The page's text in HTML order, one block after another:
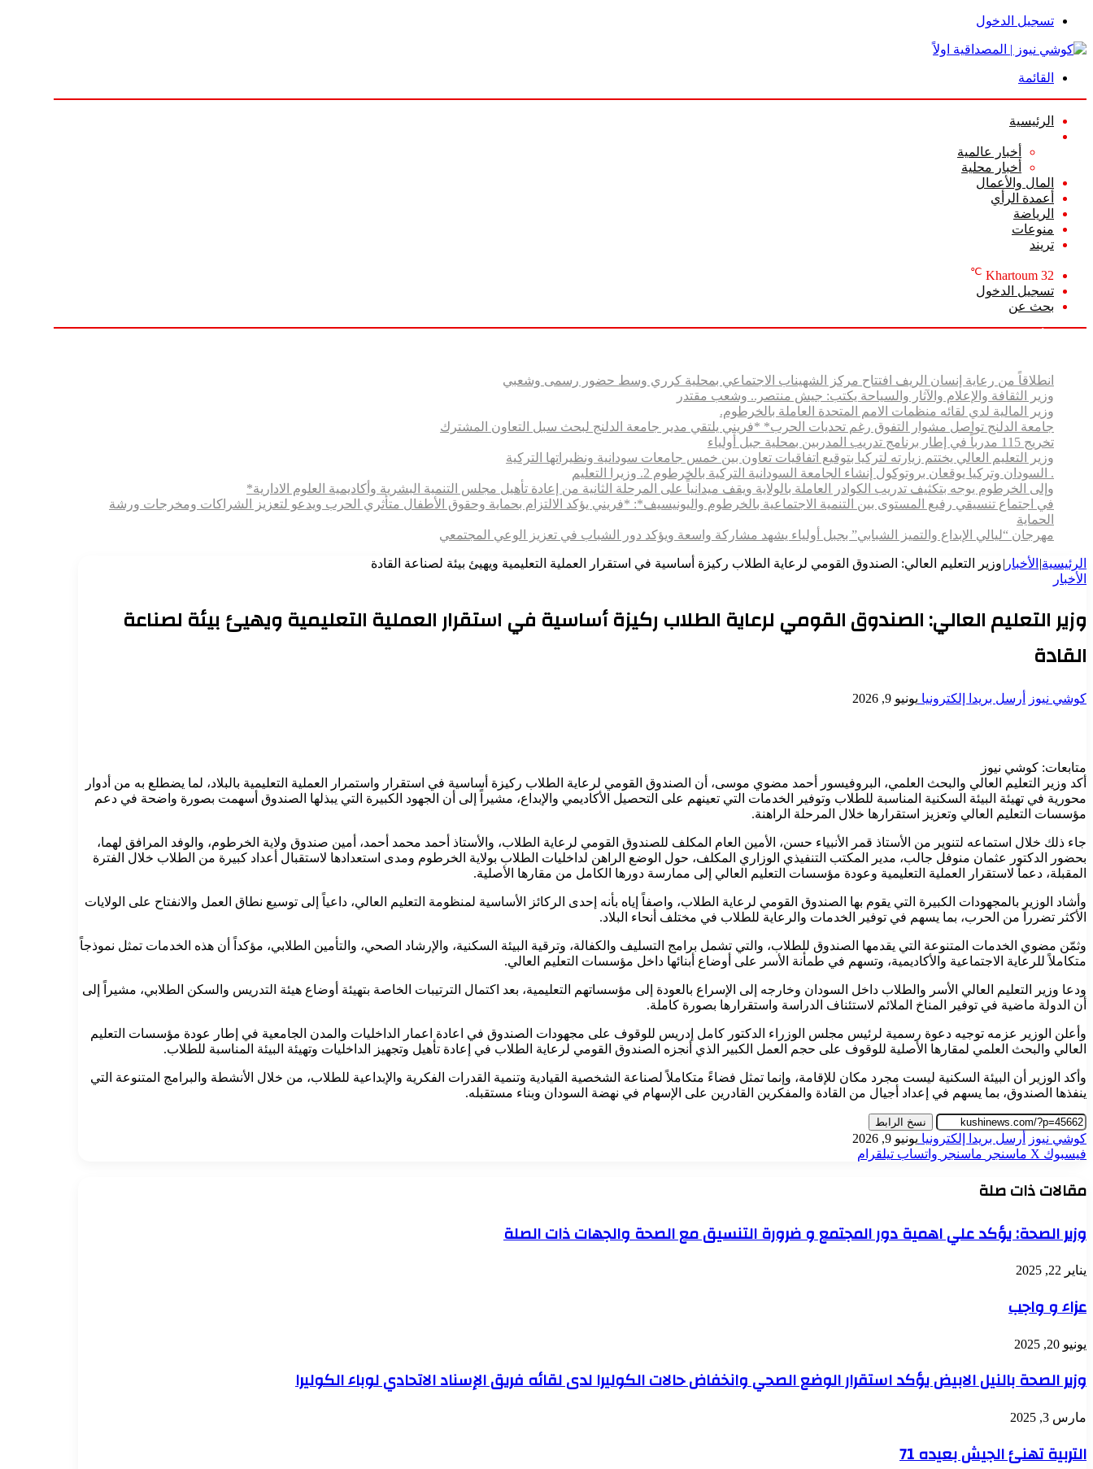
تسجيل الدخول
القائمة
الرئيسية
أخبار عالمية
أخبار محلية
المال والأعمال
أعمدة الرأي
الرياضة
منوعات
تريند
Khartoum 32
℃
تسجيل الدخول
بحث عن
انطلاقاً من رعاية إنسان الريف افتتاح مركز الشهيناب الاجتماعي بمحلية كرري وسط حضور رسمى وشعبي
وزير الثقافة والإعلام والآثار والسياحة يكتب: جيش منتصر.. وشعب مقتدر
وزير المالية لدي لقائه منظمات الامم المتحدة العاملة بالخرطوم.
جامعة الدلنج تواصل مشوار التفوق رغم تحديات الحرب* *فريني يلتقي مدير جامعة الدلنج لبحث سبل التعاون المشترك
تخريج 115 مدرباً في إطار برنامج تدريب المدربين بمحلية جبل أولياء
وزير التعليم العالي يختتم زيارته لتركيا بتوقيع اتفاقيات تعاون بين خمس جامعات سودانية ونظيراتها التركية
. السودان وتركيا يوقعان بروتوكول إنشاء الجامعة السودانية التركية بالخرطوم 2. وزيرا التعليم
وإلى الخرطوم يوجه بتكثيف تدريب الكوادر العاملة بالولاية ويقف ميدانياً على المرحلة الثانية من إعادة تأهيل مجلس التنمية البشرية وأكاديمية العلوم الادارية*
في اجتماع تنسيقي رفيع المستوى بين التنمية الاجتماعية بالخرطوم واليونيسيف*: *​فريني يؤكد الالتزام بحماية وحقوق الأطفال متأثري الحرب ويدعو لتعزيز الشراكات ومخرجات ورشة
الحماية
مهرجان “ليالي الإبداع والتميز الشبابي” بجبل أولياء يشهد مشاركة واسعة ويؤكد دور الشباب في تعزيز الوعي المجتمعي
الرئيسية| الأخبار |وزير التعليم العالي: الصندوق القومي لرعاية الطلاب ركيزة أساسية في استقرار العملية التعليمية ويهيئ بيئة لصناعة القادة
الأخبار
وزير التعليم العالي: الصندوق القومي لرعاية الطلاب ركيزة أساسية في استقرار العملية التعليمية ويهيئ بيئة لصناعة
القادة
كوشي نيوز أرسل بريدا إلكترونيا يونيو 9, 2026
متابعات: كوشي نيوز
أكد وزير التعليم العالي والبحث العلمي، البروفيسور أحمد مضوي موسى، أن الصندوق القومي لرعاية الطلاب ركيزة أساسية في استقرار واستمرار العملية التعليمية بالبلاد، لما يضطلع به من أدوار
محورية في تهيئة البيئة السكنية المناسبة للطلاب وتوفير الخدمات التي تعينهم على التحصيل الأكاديمي والإبداع، مشيراً إلى أن الجهود الكبيرة التي يبذلها الصندوق أسهمت بصورة واضحة في دعم
مؤسسات التعليم العالي وتعزيز استقرارها خلال المرحلة الراهنة.
جاء ذلك خلال استماعه لتنوير من الأستاذ قمر الأنبياء حسن، الأمين العام المكلف للصندوق القومي لرعاية الطلاب، والأستاذ أحمد محمد أحمد، أمين صندوق ولاية الخرطوم، والوفد المرافق لهما،
بحضور الدكتور عثمان منوفل جالب، مدير المكتب التنفيذي الوزاري المكلف، حول الوضع الراهن لداخليات الطلاب بولاية الخرطوم ومدى استعدادها لاستقبال أعداد كبيرة من الطلاب خلال الفترة
المقبلة، دعماً لاستقرار العملية التعليمية وعودة مؤسسات التعليم العالي إلى ممارسة دورها الكامل من مقارها الأصلية.
وأشاد الوزير بالمجهودات الكبيرة التي يقوم بها الصندوق القومي لرعاية الطلاب، واصفاً إياه بأنه إحدى الركائز الأساسية لمنظومة التعليم العالي، داعياً إلى توسيع نطاق العمل والانفتاح على الولايات
الأكثر تضرراً من الحرب، بما يسهم في توفير الخدمات والرعاية للطلاب في مختلف أنحاء البلاد.
وثمّن مضوي الخدمات المتنوعة التي يقدمها الصندوق للطلاب، والتي تشمل برامج التسليف والكفالة، وترقية البيئة السكنية، والإرشاد الصحي، والتأمين الطلابي، مؤكداً أن هذه الخدمات تمثل نموذجاً
متكاملاً للرعاية الاجتماعية والأكاديمية، وتسهم في طمأنة الأسر على أوضاع أبنائها داخل مؤسسات التعليم العالي.
ودعا وزير التعليم العالي الأسر والطلاب داخل السودان وخارجه إلى الإسراع بالعودة إلى مؤسساتهم التعليمية، بعد اكتمال الترتيبات الخاصة بتهيئة أوضاع هيئة التدريس والسكن الطلابي، مشيراً إلى
أن الدولة ماضية في توفير المناخ الملائم لاستئناف الدراسة واستقرارها بصورة كاملة.
وأعلن الوزير عزمه توجيه دعوة رسمية لرئيس مجلس الوزراء الدكتور كامل إدريس للوقوف على مجهودات الصندوق في اعادة اعمار الداخليات والمدن الجامعية في إطار عودة مؤسسات التعليم
العالي والبحث العلمي لمقارها الأصلية للوقوف على حجم العمل الكبير الذي أنجزه الصندوق القومي لرعاية الطلاب في إعادة تأهيل وتجهيز الداخليات وتهيئة البيئة المناسبة للطلاب.
وأكد الوزير أن البيئة السكنية ليست مجرد مكان للإقامة، وإنما تمثل فضاءً متكاملاً لصناعة الشخصية القيادية وتنمية القدرات الفكرية والإبداعية للطلاب، من خلال الأنشطة والبرامج المتنوعة التي
ينفذها الصندوق، بما يسهم في إعداد أجيال من القادة والمفكرين القادرين على الإسهام في نهضة السودان وبناء مستقبله.
نسخ الرابط
كوشي نيوز أرسل بريدا إلكترونيا يونيو 9, 2026
فيسبوك ‫X ماسنجر ماسنجر واتساب تيلقرام
مقالات ذات صلة
وزير الصحة: يؤكد علي اهمية دور المجتمع و ضرورة التنسيق مع الصحة والجهات ذات الصلة
يناير 22, 2025
عزاء و واجب
يونيو 20, 2025
وزير الصحة بالنيل الابيض يؤكد استقرار الوضع الصحي وانخفاض حالات الكوليرا لدى لقائه فريق الإسناد الاتحادي لوباء الكوليرا
مارس 3, 2025
التربية تهنئ الجيش بعيده 71